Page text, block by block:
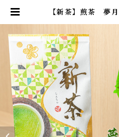
【新茶】煎茶 夢